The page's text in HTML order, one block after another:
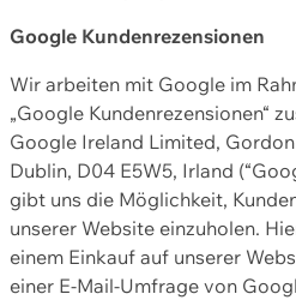
Google Kundenrezensionen
Wir arbeiten mit Google im
„Google Kundenrezensionen“
Google Ireland Limited,
Dublin, D04 E5W5, Irland
gibt uns die Möglichkeit,
unserer Website einzuholen.
einem Einkauf auf unserer
einer E-Mail-Umfrage von